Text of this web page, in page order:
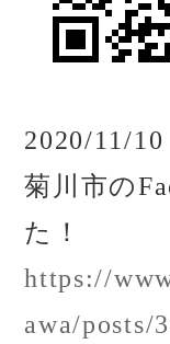
2020/11/10
菊川市の
た！
https://
awa/posts/